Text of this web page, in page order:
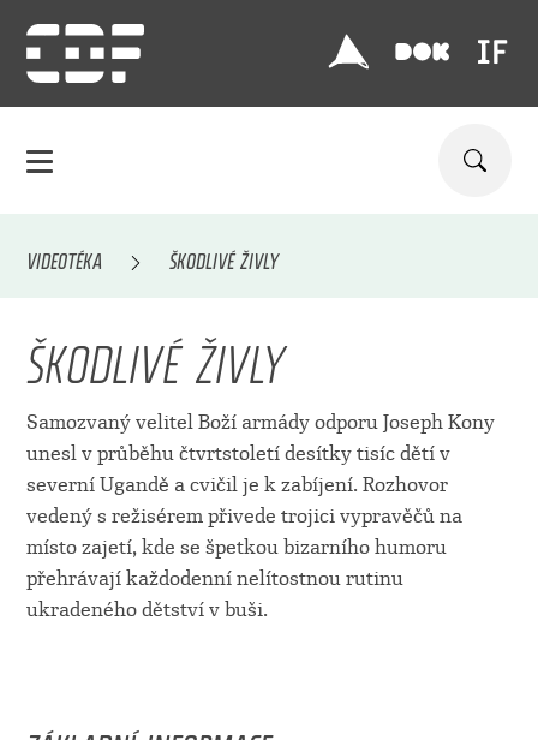
VIDEOTÉKA ŠKODLIVÉ ŽIVLY
ŠKODLIVÉ ŽIVLY
Samozvaný velitel Boží armády odporu Joseph Kony
unesl v průběhu čtvrtstoletí desítky tisíc dětí v
severní Ugandě a cvičil je k zabíjení. Rozhovor
vedený s režisérem přivede trojici vypravěčů na
místo zajetí, kde se špetkou bizarního humoru
přehrávají každodenní nelítostnou rutinu
ukradeného dětství v buši.